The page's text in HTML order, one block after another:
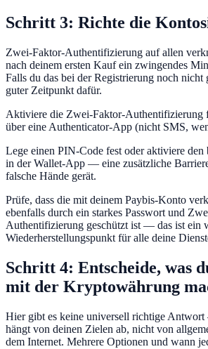
Schritt 3: Richte die
Zwei-Faktor-Authentifizierung auf allen
nach deinem ersten Kauf ein zwingendes
Falls du das bei der Registrierung noch nicht
guter Zeitpunkt dafür.
Aktiviere die Zwei-Faktor-Authentifizierung
über eine Authenticator-App (nicht SMS,
Lege einen PIN-Code fest oder aktiviere den
in der Wallet-App — eine zusätzliche
falsche Hände gerät.
Prüfe, dass die mit deinem Paybis-Konto
ebenfalls durch ein starkes Passwort und
Authentifizierung geschützt ist — das ist ein
Wiederherstellungspunkt für alle deine
Schritt 4: Entscheide, was
mit der Kryptowährung
Hier gibt es keine universell richtige
hängt von deinen Zielen ab, nicht von
dem Internet. Mehrere Optionen und wann